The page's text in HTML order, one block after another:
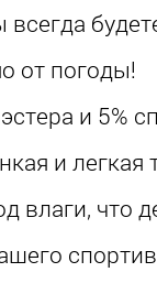
от погоды!
и 5%
и легкая
влаги, что